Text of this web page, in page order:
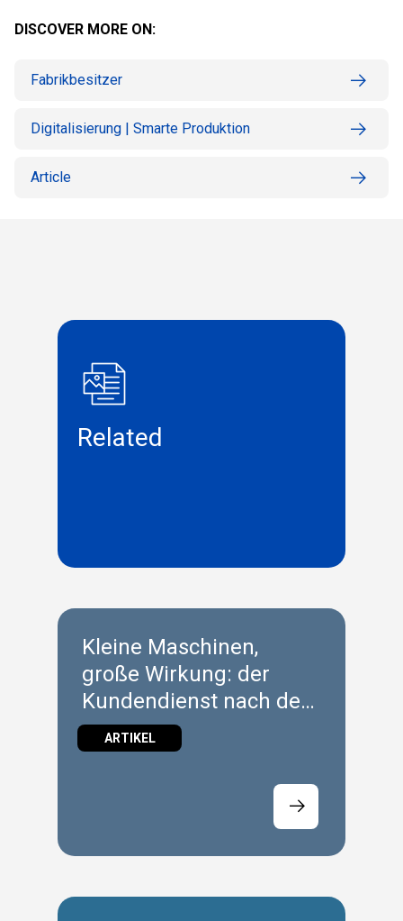
DISCOVER MORE ON:
Fabrikbesitzer
Digitalisierung | Smarte Produktion
Article
Related
Kleine Maschinen,
große Wirkung: der
Kundendienst nach dem
Verkauf
ARTIKEL